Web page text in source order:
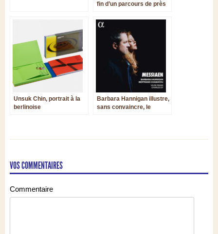
fin d’un parcours de près
Unsuk Chin, portrait à la
berlinoise
Barbara Hannigan illustre,
sans convaincre, le
VOS COMMENTAIRES
Commentaire